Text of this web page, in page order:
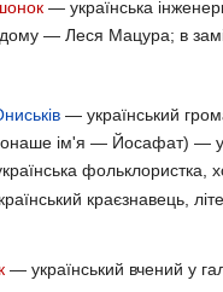
— українська
— Леся Мацура; в
— український
ім'я — Йосафат) —
фольклористка,
краєзнавець,
— український вчений у